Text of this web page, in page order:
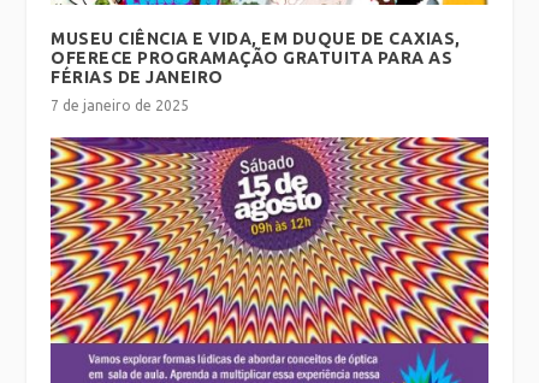
MUSEU CIÊNCIA E VIDA, EM DUQUE DE CAXIAS,
OFERECE PROGRAMAÇÃO GRATUITA PARA AS
FÉRIAS DE JANEIRO
7 de janeiro de 2025